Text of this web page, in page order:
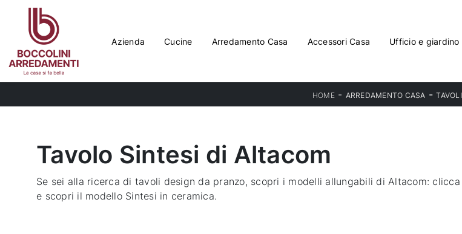
Azienda Cucine Arredamento Casa Accessori Casa Ufficio e giardino
HOME- ARREDAMENTO CASA -TAVOLI
Tavolo Sintesi di Altacom
Se sei alla ricerca di tavoli design da pranzo, scopri i modelli allungabili di Altacom: clicca
e scopri il modello Sintesi in ceramica.